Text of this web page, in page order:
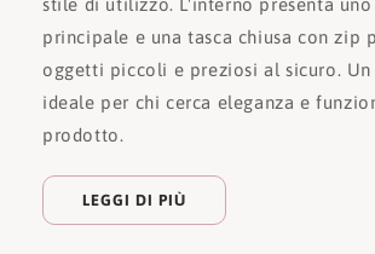
stile di utilizzo. L'interno presenta
principale e una tasca chiusa con zip
oggetti piccoli e preziosi al sicuro. Un
ideale per chi cerca eleganza e
prodotto.
LEGGI DI PIÙ